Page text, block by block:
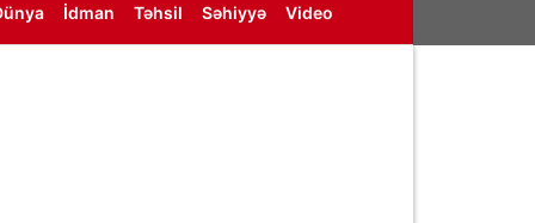
İdman Təhsil Səhiyyə Video